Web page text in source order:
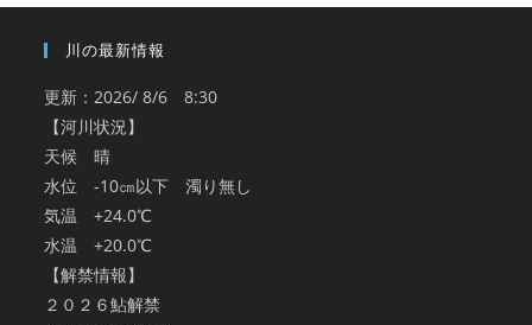
川の最新情報
更新：2026/ 8/6 8:30
【河川状況】
天候 晴
水位 -10㎝以下 濁り無し
気温 +24.0℃
水温 +20.0℃
【解禁情報】
２０２６鮎解禁